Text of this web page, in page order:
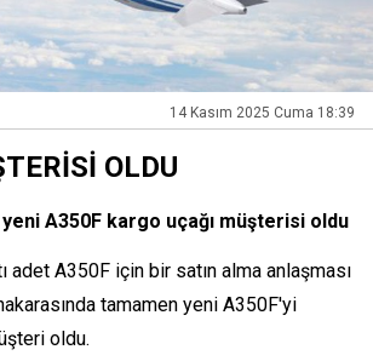
14 Kasım 2025 Cuma 18:39
OLDU
A350F kargo uçağı müşterisi oldu
adet A350F için bir satın alma anlaşması
tamamen yeni A350F'yi
oldu.